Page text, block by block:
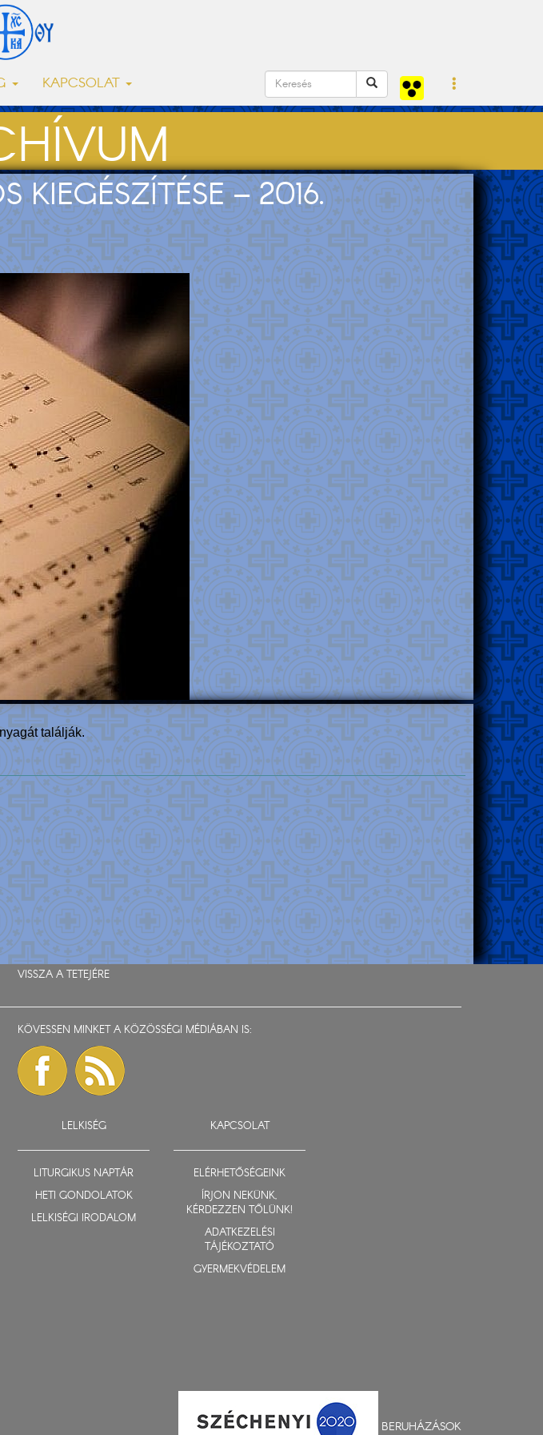
KAPCSOLAT
KIEGÉSZÍTÉSE – 2016.
találják.
VISSZA A TETEJÉRE
KÖVESSEN MINKET A KÖZÖSSÉGI MÉDIÁBAN IS:
LELKISÉG
LITURGIKUS NAPTÁR
HETI GONDOLATOK
LELKISÉGI IRODALOM
KAPCSOLAT
ELÉRHETŐSÉGEINK
ÍRJON NEKÜNK,
KÉRDEZZEN TŐLÜNK!
ADATKEZELÉSI
TÁJÉKOZTATÓ
GYERMEKVÉDELEM
BERUHÁZÁSOK